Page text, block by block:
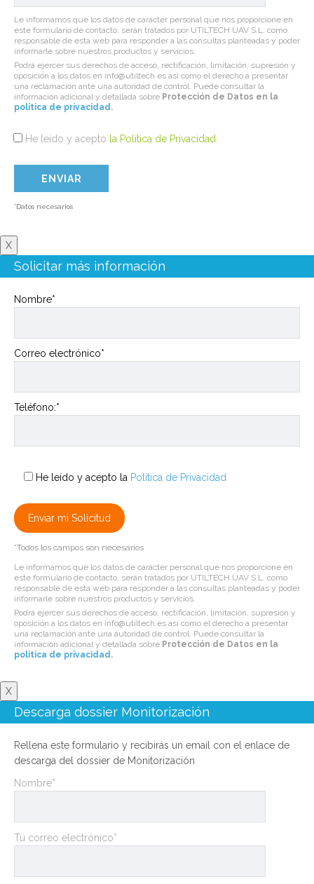
Le informamos que los datos de carácter personal que nos proporcione en
este formulario de contacto, serán tratados por UTILTECH UAV S.L. como
responsable de esta web para responder a las consultas planteadas y poder
informarle sobre nuestros productos y servicios.
Podrá ejercer sus derechos de acceso, rectificación, limitación, supresión y
oposición a los datos en info@utiltech.es así como el derecho a presentar
una reclamación ante una autoridad de control. Puede consultar la
información adicional y detallada sobre Protección de Datos en la
politica de privacidad.
He leído y acepto la Política de Privacidad.
*Datos necesarios
X
Solicitar más información
Nombre*
Correo electrónico*
Teléfono:*
He leído y acepto la Política de Privacidad
*Todos los campos son necesarios
Le informamos que los datos de carácter personal que nos proporcione en
este formulario de contacto, serán tratados por UTILTECH UAV S.L. como
responsable de esta web para responder a las consultas planteadas y poder
informarle sobre nuestros productos y servicios.
Podrá ejercer sus derechos de acceso, rectificación, limitación, supresión y
oposición a los datos en info@utiltech.es así como el derecho a presentar
una reclamación ante una autoridad de control. Puede consultar la
información adicional y detallada sobre Protección de Datos en la
politica de privacidad.
X
Descarga dossier Monitorización
Rellena este formulario y recibirás un email con el enlace de
descarga del dossier de Monitorización
Nombre*
Tu correo electrónico*